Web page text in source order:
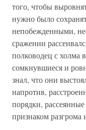
того, чтобы
нужно было
непобежденными,
сражении
полководец с холма
сомкнувшиеся и
знал, что они
напротив,
порядки,
признаком разгрома